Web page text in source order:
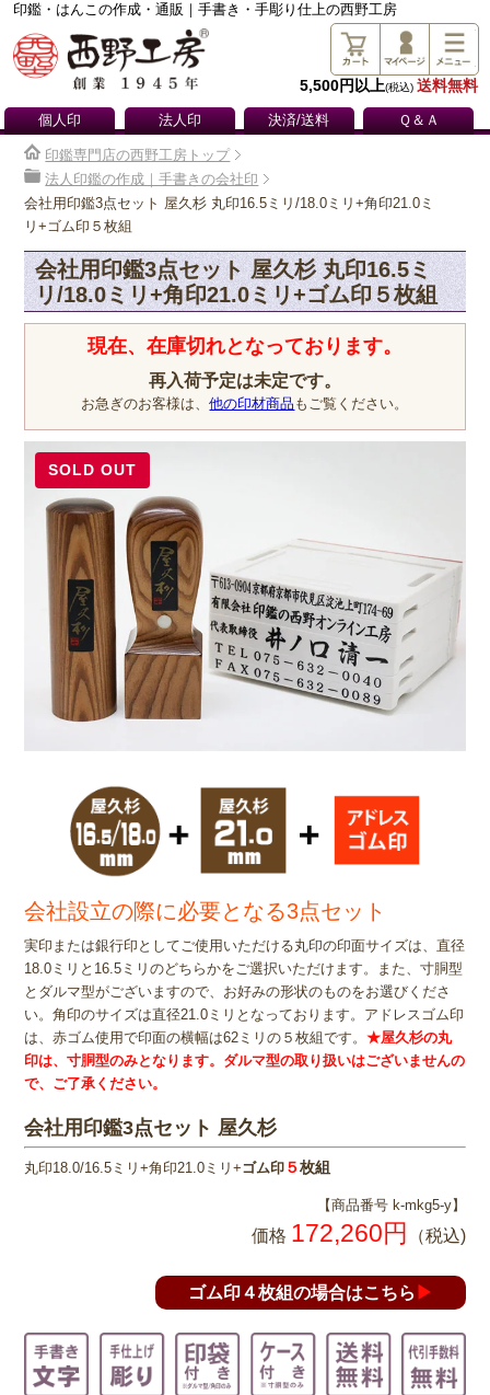
印鑑・はんこの作成・通販｜手書き・手彫り仕上の西野工房
5,500円以上(税込) 送料無料
個人印 法人印 決済/送料 Ｑ＆Ａ
印鑑専門店の西野工房トップ
法人印鑑の作成｜手書きの会社印
会社用印鑑3点セット 屋久杉 丸印16.5ミリ/18.0ミリ+角印21.0ミ
リ+ゴム印５枚組
会社用印鑑3点セット 屋久杉 丸印16.5ミ
リ/18.0ミリ+角印21.0ミリ+ゴム印５枚組
現在、在庫切れとなっております。
再入荷予定は未定です。
お急ぎのお客様は、他の印材商品 もご覧ください。
SOLD OUT
会社設立の際に必要となる3点セット
実印または銀行印としてご使用いただける丸印の印面サイズは、直径
18.0ミリと16.5ミリのどちらかをご選択いただけます。また、寸胴型
とダルマ型がございますので、お好みの形状のものをお選びくださ
い。角印のサイズは直径21.0ミリとなっております。アドレスゴム印
は、赤ゴム使用で印面の横幅は62ミリの５枚組です。★屋久杉の丸
印は、寸胴型のみとなります。ダルマ型の取り扱いはございませんの
で、ご了承ください。
会社用印鑑3点セット 屋久杉
丸印18.0/16.5ミリ+角印21.0ミリ+ゴム印 ５枚組
【商品番号 k-mkg5-y】
価格 172,260円 （税込)
ゴム印４枚組の場合はこちら ▶